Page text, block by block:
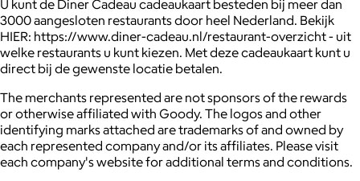
U kunt de Diner Cadeau cadeaukaart besteden bij meer dan
3000 aangesloten restaurants door heel Nederland. Bekijk
HIER: https://www.diner-cadeau.nl/restaurant-overzicht - uit
welke restaurants u kunt kiezen. Met deze cadeaukaart kunt u
direct bij de gewenste locatie betalen.
The merchants represented are not sponsors of the rewards
or otherwise affiliated with Goody. The logos and other
identifying marks attached are trademarks of and owned by
each represented company and/or its affiliates. Please visit
each company's website for additional terms and conditions.